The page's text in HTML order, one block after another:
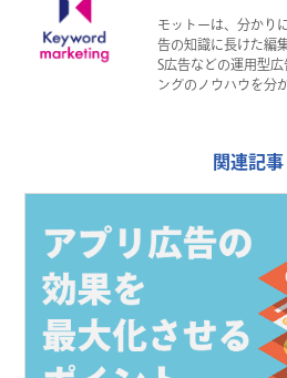
モットーは、分かり
告の知識に長けた編
S広告などの運用型
ングのノウハウを分
関連記事